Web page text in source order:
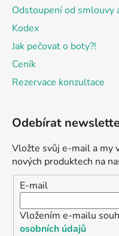
Odstoupení od smlouvy
Kodex
Jak pečovat o boty?!
Ceník
Rezervace konzultace
Odebírat
Vložte svůj e-mail a my
nových produktech na
E-mail
Vložením e-mailu
osobních údajů